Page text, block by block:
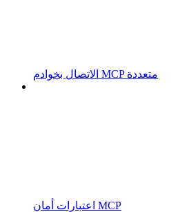
الاتصال بخوادم MCP متعددة
اعتبارات أمان MCP